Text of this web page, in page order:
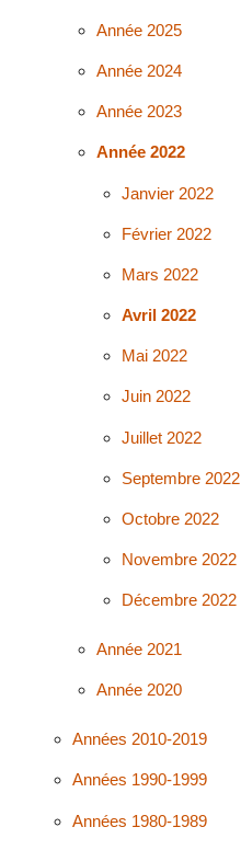
Année 2025
Année 2024
Année 2023
Année 2022
Janvier 2022
Février 2022
Mars 2022
Avril 2022
Mai 2022
Juin 2022
Juillet 2022
Septembre 2022
Octobre 2022
Novembre 2022
Décembre 2022
Année 2021
Année 2020
Années 2010-2019
Années 1990-1999
Années 1980-1989